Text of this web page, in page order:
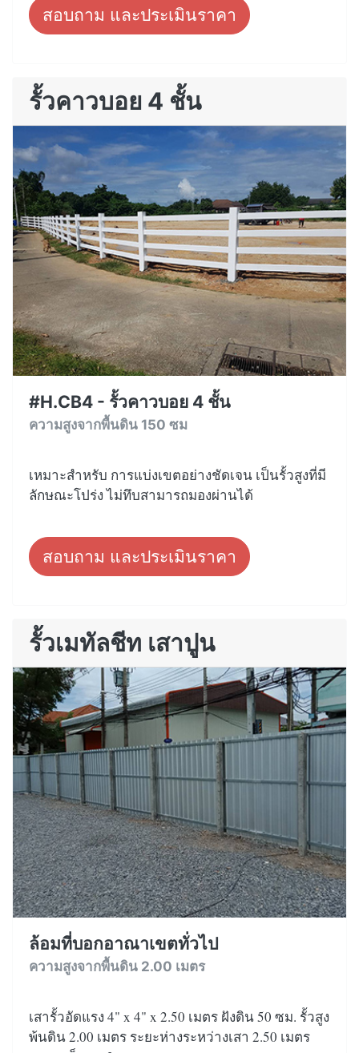
สอบถาม และประเมินราคา
รั้วคาวบอย 4 ชั้น
#H.CB4 - รั้วคาวบอย 4 ชั้น
ความสูงจากพื้นดิน 150 ซม
เหมาะสำหรับ การแบ่งเขตอย่างชัดเจน เป็นรั้วสูงที่มี
ลักษณะโปร่ง ไม่ทึบสามารถมองผ่านได้
สอบถาม และประเมินราคา
รั้วเมทัลชีท เสาปูน
ล้อมที่บอกอาณาเขตทั่วไป
ความสูงจากพื้นดิน 2.00 เมตร
เสารั้วอัดแรง 4" x 4" x 2.50 เมตร ฝังดิน 50 ซม. รั้วสูง
พ้นดิน 2.00 เมตร ระยะห่างระหว่างเสา 2.50 เมตร